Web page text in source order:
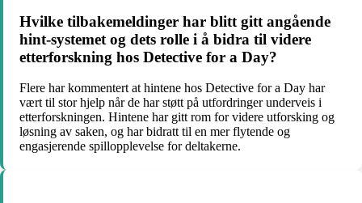
Hvilke tilbakemeldinger har blitt gitt angående
hint-systemet og dets rolle i å bidra til videre
etterforskning hos Detective for a Day?
Flere har kommentert at hintene hos Detective for a Day har
vært til stor hjelp når de har støtt på utfordringer underveis i
etterforskningen. Hintene har gitt rom for videre utforsking og
løsning av saken, og har bidratt til en mer flytende og
engasjerende spillopplevelse for deltakerne.